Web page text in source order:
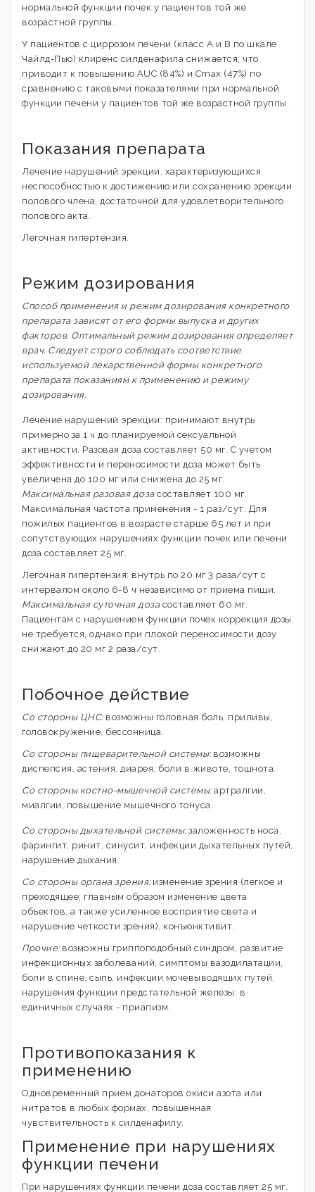
нормальной функции почек у пациентов той же
возрастной группы.
У пациентов с циррозом печени (класс А и В по шкале
Чайлд-Пью) клиренс силденафила снижается, что
приводит к повышению AUC (84%) и Cmax (47%) по
сравнению с таковыми показателями при нормальной
функции печени у пациентов той же возрастной группы.
Показания препарата
Лечение нарушений эрекции, характеризующихся
неспособностью к достижению или сохранению эрекции
полового члена, достаточной для удовлетворительного
полового акта.
Легочная гипертензия.
Режим дозирования
Способ применения и режим дозирования конкретного
препарата зависят от его формы выпуска и других
факторов. Оптимальный режим дозирования определяет
врач. Следует строго соблюдать соответствие
используемой лекарственной формы конкретного
препарата показаниям к применению и режиму
дозирования.
Лечение нарушений эрекции: принимают внутрь
примерно за 1 ч до планируемой сексуальной
активности. Разовая доза составляет 50 мг. С учетом
эффективности и переносимости доза может быть
увеличена до 100 мг или снижена до 25 мг.
Максимальная разовая дозасоставляет 100 мг.
Максимальная частота применения - 1 раз/сут. Для
пожилых пациентов в возрасте старше 65 лет и при
сопутствующих нарушениях функции почек или печени
доза составляет 25 мг.
Легочная гипертензия: внутрь по 20 мг 3 раза/сут с
интервалом около 6-8 ч независимо от приема пищи.
Максимальная суточная дозасоставляет 60 мг.
Пациентам с нарушением функции почек коррекция дозы
не требуется, однако при плохой переносимости дозу
снижают до 20 мг 2 раза/сут.
Побочное действие
Со стороны ЦНС:возможны головная боль, приливы,
головокружение, бессонница.
Со стороны пищеварительной системы:возможны
диспепсия, астения, диарея, боли в животе, тошнота.
Со стороны костно-мышечной системы:артралгии,
миалгии, повышение мышечного тонуса.
Со стороны дыхательной системы:заложенность носа,
фарингит, ринит, синусит, инфекции дыхательных путей,
нарушение дыхания.
Со стороны органа зрения:изменение зрения (легкое и
преходящее; главным образом изменение цвета
объектов, а также усиленное восприятие света и
нарушение четкости зрения), конъюнктивит.
Прочие:возможны гриппоподобный синдром, развитие
инфекционных заболеваний, симптомы вазодилатации,
боли в спине, сыпь, инфекции мочевыводящих путей,
нарушения функции предстательной железы; в
единичных случаях - приапизм.
Противопоказания к
применению
Одновременный прием донаторов окиси азота или
нитратов в любых формах, повышенная
чувствительность к силденафилу.
Применение при нарушениях
функции печени
При нарушениях функции печени доза составляет 25 мг.